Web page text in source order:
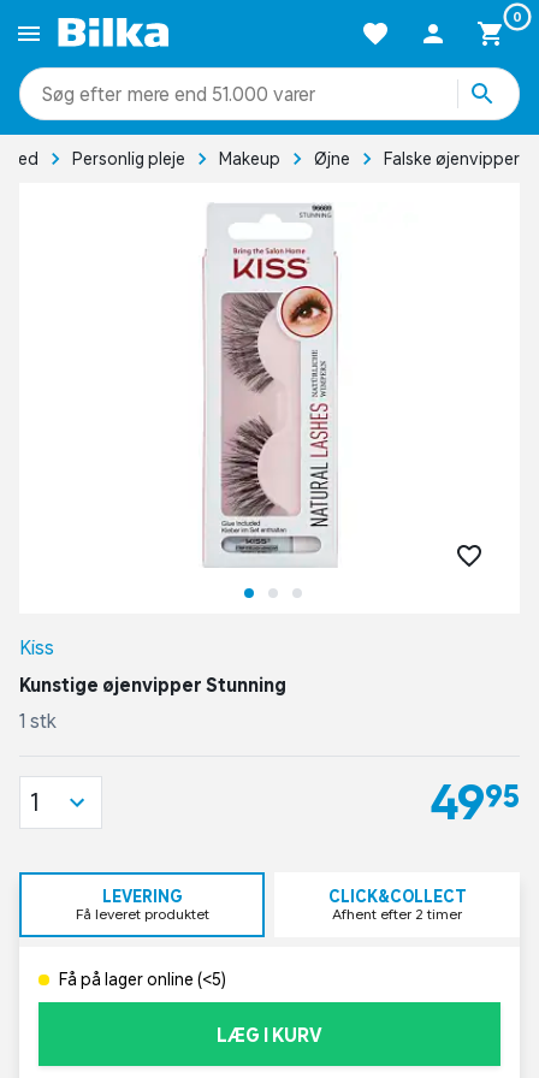
0
mere end 51.000 varer
Personlig pleje Makeup Øjne Falske øjenvipper
Kiss
Kunstige øjenvipper Stunning
1 stk
49,95
1
LEVERING
Få leveret produktet
CLICK&COLLECT
Afhent efter 2 timer
Få på lager online (<5)
LÆG I KURV